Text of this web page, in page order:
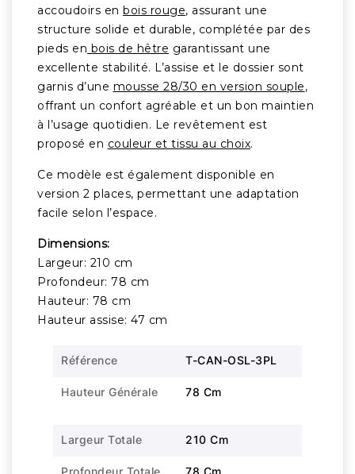
accoudoirs en bois rouge, assurant une
structure solide et durable, complétée par des
pieds en bois de hêtre garantissant une
excellente stabilité. L’assise et le dossier sont
garnis d’une mousse 28/30 en version souple,
offrant un confort agréable et un bon maintien
à l’usage quotidien. Le revêtement est
proposé en couleur et tissu au choix.
Ce modèle est également disponible en
version 2 places, permettant une adaptation
facile selon l’espace.
Dimensions:
Largeur: 210 cm
Profondeur: 78 cm
Hauteur: 78 cm
Hauteur assise: 47 cm
Référence T-CAN-OSL-3PL
Hauteur Générale 78 Cm
Largeur Totale 210 Cm